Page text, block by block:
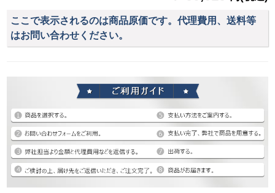
ここで表示されるのは商品原価です。代理費用、送料等
はお問い合わせください。